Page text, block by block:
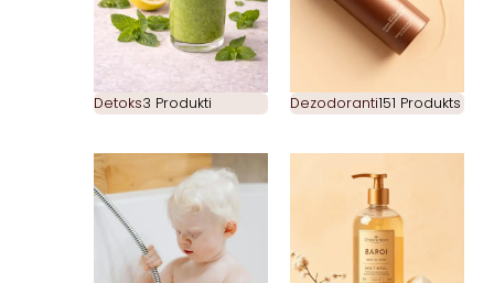
Detoks3 Produkti Dezodoranti151 Produkts